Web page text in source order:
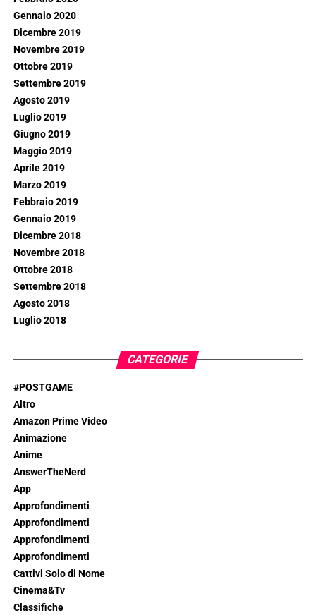
Gennaio 2020
Dicembre 2019
Novembre 2019
Ottobre 2019
Settembre 2019
Agosto 2019
Luglio 2019
Giugno 2019
Maggio 2019
Aprile 2019
Marzo 2019
Febbraio 2019
Gennaio 2019
Dicembre 2018
Novembre 2018
Ottobre 2018
Settembre 2018
Agosto 2018
Luglio 2018
CATEGORIE
#POSTGAME
Altro
Amazon Prime Video
Animazione
Anime
AnswerTheNerd
App
Approfondimenti
Approfondimenti
Approfondimenti
Approfondimenti
Cattivi Solo di Nome
Cinema&Tv
Classifiche